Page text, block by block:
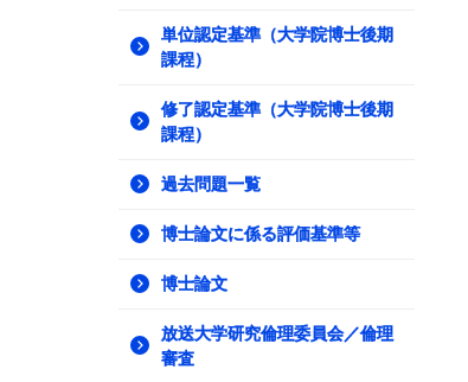
単位認定基準（大学院博士後期
課程）
修了認定基準（大学院博士後期
課程）
過去問題一覧
博士論文に係る評価基準等
博士論文
放送大学研究倫理委員会／倫理
審査